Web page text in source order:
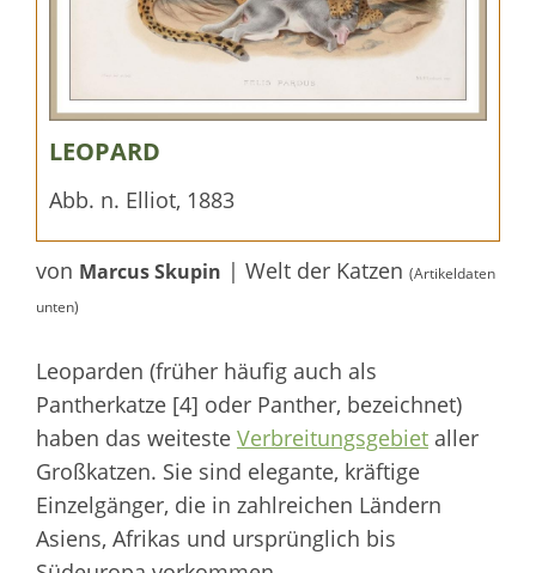
LEOPARD
Abb. n. Elliot, 1883
von Marcus Skupin | Welt der Katzen (Artikeldaten
unten)
Leoparden (früher häufig auch als
Pantherkatze [4] oder Panther, bezeichnet)
haben das weiteste Verbreitungsgebiet aller
Großkatzen. Sie sind elegante, kräftige
Einzelgänger, die in zahlreichen Ländern
Asiens, Afrikas und ursprünglich bis